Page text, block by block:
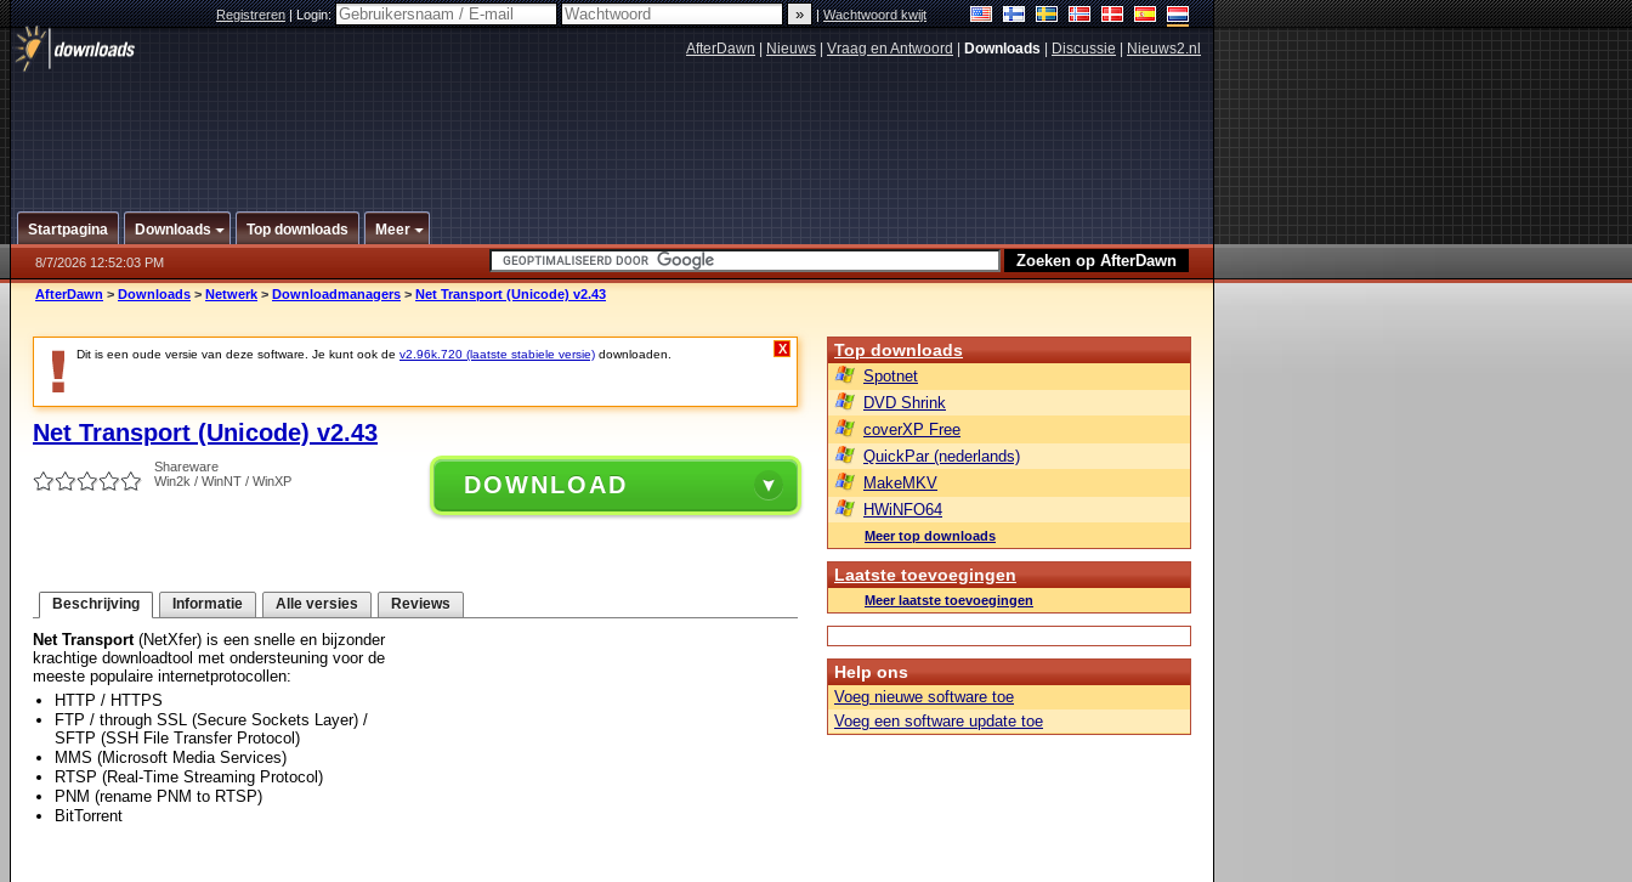
Registreren|Login: |Wachtwoord kwijt
AfterDawn Nieuws Vraag en Antwoord Downloads Discussie Nieuws2.nl
Startpagina Downloads Top downloads Meer
8/7/2026 12:52:03 PM
AfterDawn > Downloads > Netwerk > Downloadmanagers > Net Transport (Unicode) v2.43
Dit is een oude versie van deze software. Je kunt ook de v2.96k.720 (laatste stabiele versie) downloaden. X
Net Transport (Unicode) v2.43
Shareware
Win2k / WinNT / WinXP
DOWNLOAD
Beschrijving Informatie Alle versies Reviews
Net Transport(NetXfer) is een snelle en bijzonder
krachtige downloadtool met ondersteuning voor de
meeste populaire internetprotocollen:
HTTP / HTTPS
FTP / through SSL (Secure Sockets Layer) /
SFTP (SSH File Transfer Protocol)
MMS (Microsoft Media Services)
RTSP (Real-Time Streaming Protocol)
PNM (rename PNM to RTSP)
BitTorrent
Top downloads
Spotnet
DVD Shrink
coverXP Free
QuickPar (nederlands)
MakeMKV
HWiNFO64
Meer top downloads
Laatste toevoegingen
Meer laatste toevoegingen
Help ons
Voeg nieuwe software toe
Voeg een software update toe